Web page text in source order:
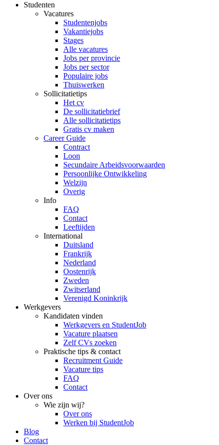
Studenten
Vacatures
Studentenjobs
Vakantiejobs
Stages
Alle vacatures
Jobs per provincie
Jobs per sector
Populaire jobs
Thuiswerken
Sollicitatietips
Het cv
De sollicitatiebrief
Alle sollicitatietips
Gratis cv maken
Career Guide
Contract
Loon
Secundaire Arbeidsvoorwaarden
Persoonlijke Ontwikkeling
Welzijn
Overig
Info
FAQ
Contact
Leeftijden
International
Duitsland
Frankrijk
Nederland
Oostenrijk
Zweden
Zwitserland
Verenigd Koninkrijk
Werkgevers
Kandidaten vinden
Werkgevers en StudentJob
Vacature plaatsen
Zelf CVs zoeken
Praktische tips & contact
Recruitment Guide
Vacature tips
FAQ
Contact
Over ons
Wie zijn wij?
Over ons
Werken bij StudentJob
Blog
Contact